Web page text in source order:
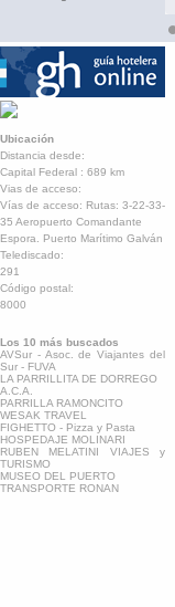
Ubicación
Distancia desde:
Capital Federal : 689 km
Vias de acceso:
Vías de acceso: Rutas: 3-22-33-
35 Aeropuerto Comandante
Espora. Puerto Marítimo Galván
Telediscado:
291
Código postal:
8000
Los 10 más buscados
AVSur - Asoc. de Viajantes del
Sur - FUVA
LA PARRILLITA DE DORREGO
A.C.A.
PARRILLA RAMONCITO
WESAK TRAVEL
FIGHETTO - Pizza y Pasta
HOSPEDAJE MOLINARI
RUBEN MELATINI VIAJES y
TURISMO
MUSEO DEL PUERTO
TRANSPORTE RONAN